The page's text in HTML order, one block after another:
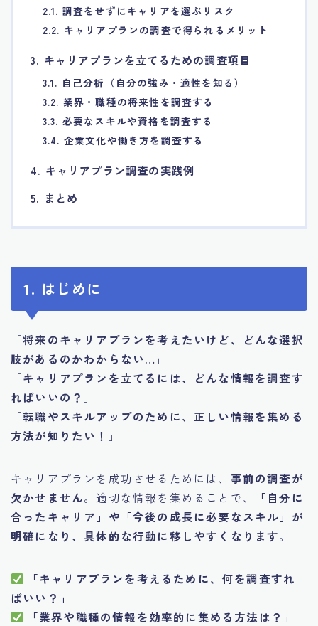
9.年代別の目標設定ポイント
11.転職相談で分かる自分の強み
12.異業種への転職成功手法
13.キャリアアップする為の戦略
14.エージェント利用者の成功事例集
2.1. 調査をせずにキャリアを選ぶリスク
2.2. キャリアプランの調査で得られるメリット
3. キャリアプランを立てるための調査項目
3.1. 自己分析（自分の強み・適性を知る）
3.2. 業界・職種の将来性を調査する
3.3. 必要なスキルや資格を調査する
3.4. 企業文化や働き方を調査する
4. キャリアプラン調査の実践例
5. まとめ
1. はじめに
「将来のキャリアプランを考えたいけど、どんな選択
肢があるのかわからない… 」
「キャリアプランを立てるには、どんな情報を調査す
ればいいの？ 」
「転職やスキルアップのために、正しい情報を集める
方法が知りたい！ 」
キャリアプランを成功させるためには、 事前の調査が
欠かせません。適切な情報を集めることで、
「自分に
合ったキャリア」や「今後の成長に必要なスキル」が
明確になり、具体的な行動に移しやすくなります。
「キャリアプランを考えるために、何を調査すれ
ばいい？」
「業界や職種の情報を効率的に集める方法は？」